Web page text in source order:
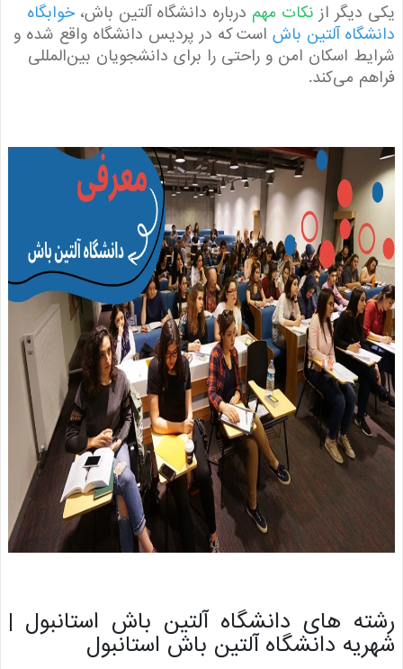
ازنکات مهم درباره دانشگاه آلتین باش،خوابگاه
آلتین باش است که در پردیس دانشگاه واقع شده و
اسکان امن و راحتی را برای دانشجویان بین‌المللی
می‌کند.
های دانشگاه آلتین باش استانبول |
دانشگاه آلتین باش استانبول